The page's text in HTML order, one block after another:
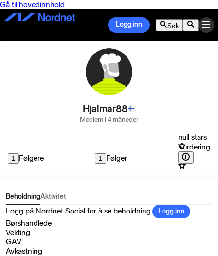
Gå til hovedinnhold
Logg inn Søk
Hjalmar88
Medlem i 4 måneder
1 Følgere 1 Følger
null stars
Vurdering
BeholdningAktivitet
Logg på Nordnet Social for å se beholdning. Logg inn
Børshandlede
Vekting
GAV
Avkastning